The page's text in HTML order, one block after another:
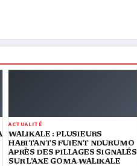
ACTUALITÉ
WALIKALE : PLUSIEURS
HABITANTS FUIENT NDURUMO
APRÈS DES PILLAGES SIGNALÉS
SUR L’AXE GOMA-WALIKALE